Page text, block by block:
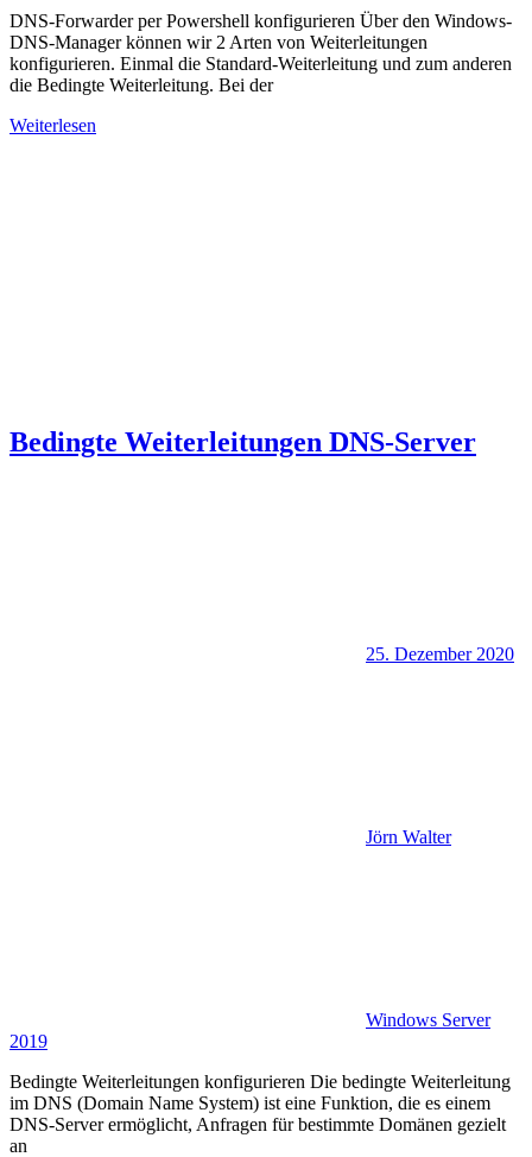
DNS-Forwarder per Powershell konfigurieren Über den Windows-
DNS-Manager können wir 2 Arten von Weiterleitungen
konfigurieren. Einmal die Standard-Weiterleitung und zum anderen
die Bedingte Weiterleitung. Bei der
Weiterlesen
Bedingte Weiterleitungen DNS-Server
25. Dezember 2020
Jörn Walter
Windows Server
2019
Bedingte Weiterleitungen konfigurieren Die bedingte Weiterleitung
im DNS (Domain Name System) ist eine Funktion, die es einem
DNS-Server ermöglicht, Anfragen für bestimmte Domänen gezielt
an